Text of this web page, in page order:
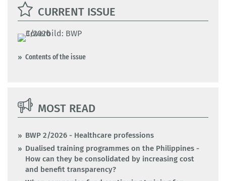
CURRENT ISSUE
Contents of the issue
MOST READ
BWP 2/2026 - Healthcare professions
Dualised training programmes on the Philippines -
How can they be consolidated by increasing cost
and benefit transparency?